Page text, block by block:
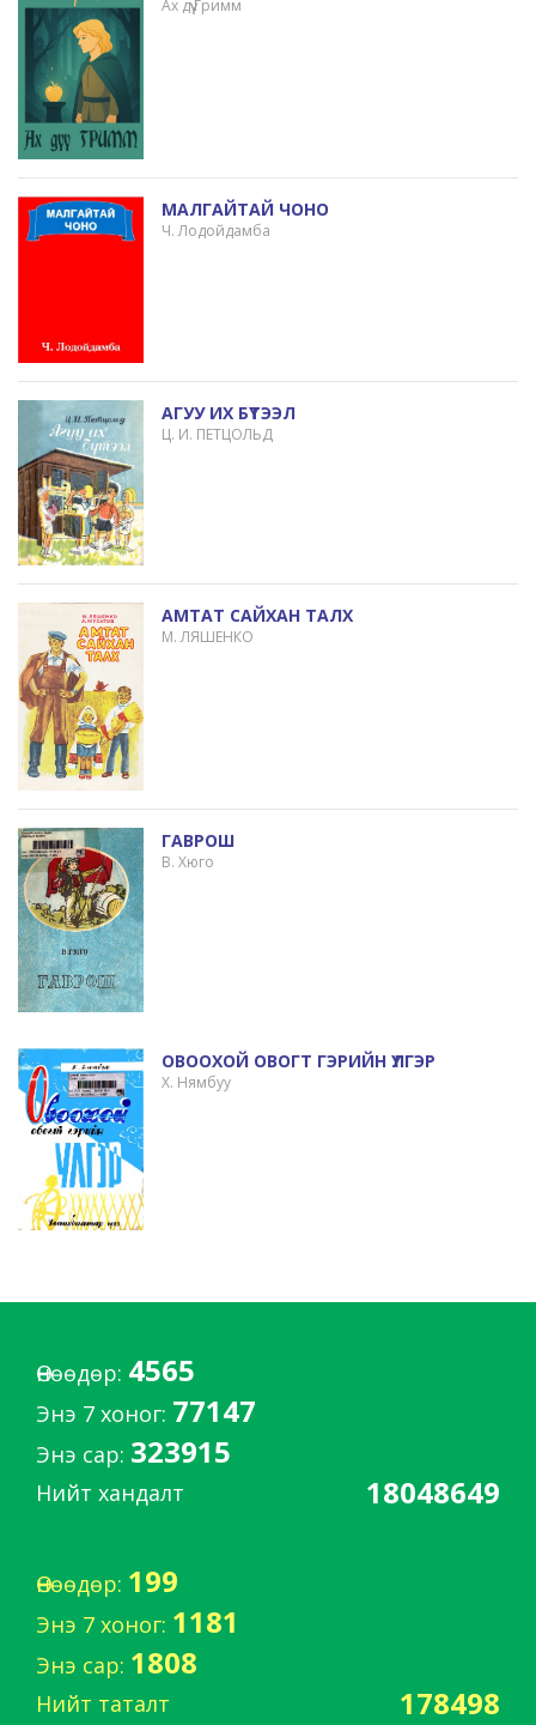
Ах дүү Гримм
МАЛГАЙТАЙ ЧОНО
Ч. Лодойдамба
АГУУ ИХ БҮТЭЭЛ
Ц. И. ПЕТЦОЛЬД
АМТАТ САЙХАН ТАЛХ
М. ЛЯШЕНКО
ГАВРОШ
В. Хюго
ОВООХОЙ ОВОГТ ГЭРИЙН ҮЛГЭР
Х. Нямбуу
Өнөөдөр: 4565
Энэ 7 хоног: 77147
Энэ сар: 323915
Нийт хандалт 18048649
Өнөөдөр: 199
Энэ 7 хоног: 1181
Энэ сар: 1808
Нийт таталт 178498